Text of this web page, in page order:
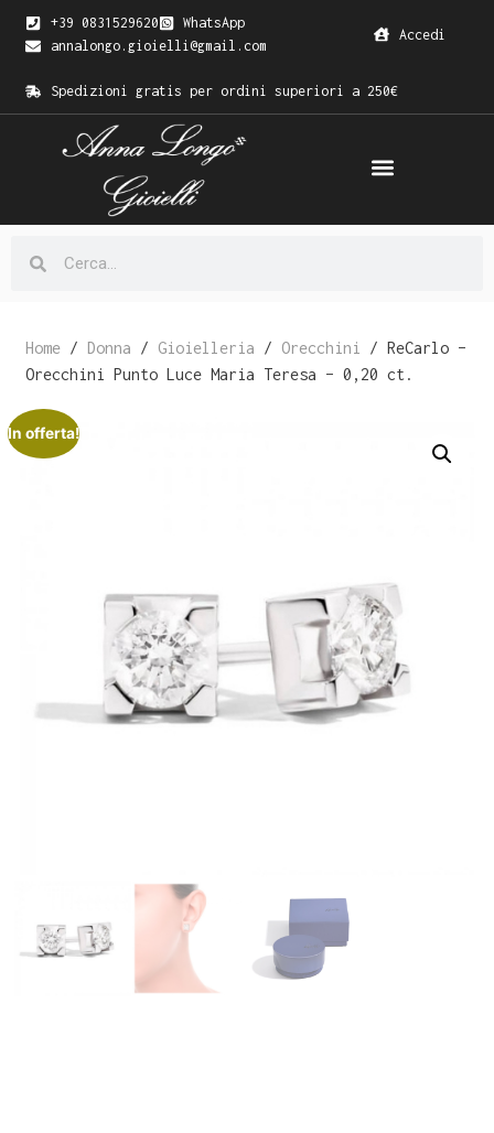
+39 0831529620
WhatsApp
annalongo.gioielli@gmail.com
Accedi
Spedizioni gratis per ordini superiori a 250€
Home / Donna / Gioielleria / Orecchini
/ ReCarlo –
Orecchini Punto Luce Maria Teresa – 0,20 ct.
In offerta!